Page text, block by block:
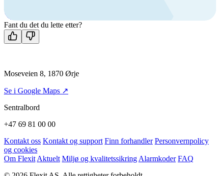
Kontakt oss
Fant du det du lette etter?
Moseveien 8, 1870 Ørje
Se i Google Maps ↗
Sentralbord
+47 69 81 00 00
Kontakt oss Kontakt og support Finn forhandler Personvernpolicy
og cookies
Om Flexit Aktuelt Miljø og kvalitetssikring Alarmkoder FAQ